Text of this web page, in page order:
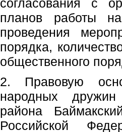
согласования с
планов работы
проведения
порядка,
общественного
2. Правовую
народных дружин
района
Российской